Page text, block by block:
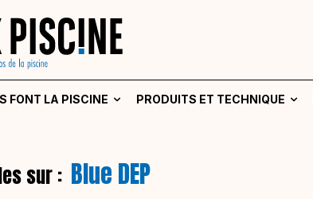
FONT LA PISCINE PRODUITS ET TECHNIQUE
sur : Blue DEP